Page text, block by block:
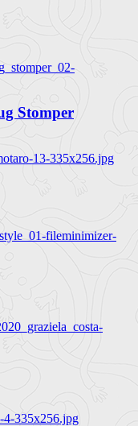
Stomper
13-335x256.jpg
fileminimizer-
4-335x256.jpg